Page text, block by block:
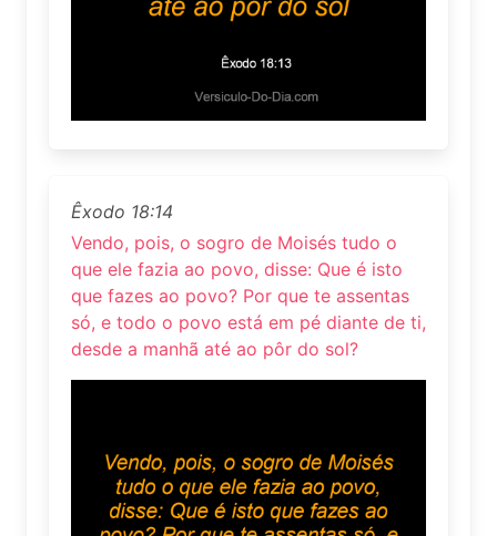
Êxodo 18:14
Vendo, pois, o sogro de Moisés tudo o
que ele fazia ao povo, disse: Que é isto
que fazes ao povo? Por que te assentas
só, e todo o povo está em pé diante de ti,
desde a manhã até ao pôr do sol?